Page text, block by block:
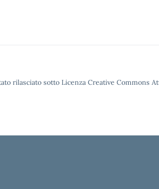
rilasciato sotto Licenza Creative Commons